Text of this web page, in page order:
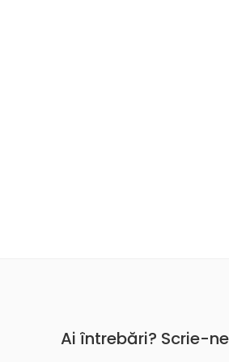
Ai întrebări? Scrie-